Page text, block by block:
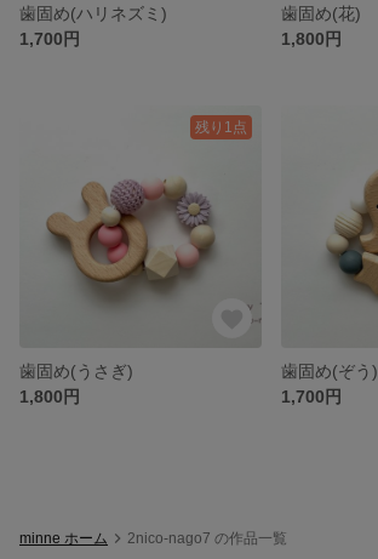
歯固め(ハリネズミ)
1,700円
歯固め(花)
1,800円
残り1点
歯固め(うさぎ)
1,800円
歯固め(ぞう)
1,700円
minne ホーム 2nico-nago7 の作品一覧